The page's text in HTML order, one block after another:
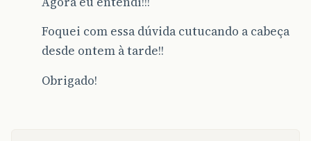
Foquei com essa dúvida cutucando a cabeça
desde ontem à tarde!!
Obrigado!